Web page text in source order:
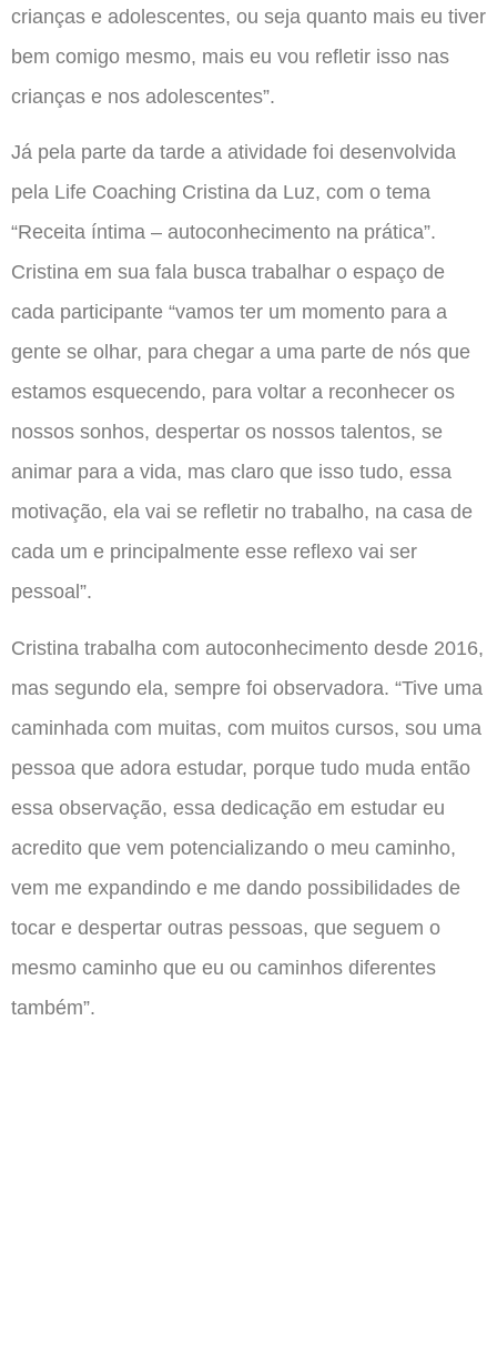
crianças e adolescentes, ou seja quanto mais eu tiver
bem comigo mesmo, mais eu vou refletir isso nas
crianças e nos adolescentes”.
Já pela parte da tarde a atividade foi desenvolvida
pela Life Coaching Cristina da Luz, com o tema
“Receita íntima – autoconhecimento na prática”.
Cristina em sua fala busca trabalhar o espaço de
cada participante “vamos ter um momento para a
gente se olhar, para chegar a uma parte de nós que
estamos esquecendo, para voltar a reconhecer os
nossos sonhos, despertar os nossos talentos, se
animar para a vida, mas claro que isso tudo, essa
motivação, ela vai se refletir no trabalho, na casa de
cada um e principalmente esse reflexo vai ser
pessoal”.
Cristina trabalha com autoconhecimento desde 2016,
mas segundo ela, sempre foi observadora. “Tive uma
caminhada com muitas, com muitos cursos, sou uma
pessoa que adora estudar, porque tudo muda então
essa observação, essa dedicação em estudar eu
acredito que vem potencializando o meu caminho,
vem me expandindo e me dando possibilidades de
tocar e despertar outras pessoas, que seguem o
mesmo caminho que eu ou caminhos diferentes
também”.